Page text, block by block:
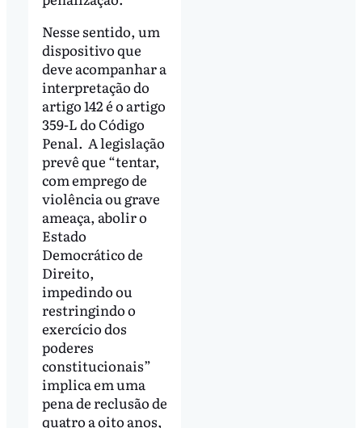
Nesse sentido, um
dispositivo que
deve acompanhar a
interpretação do
artigo 142 é o artigo
359-L do Código
Penal. A legislação
prevê que “tentar,
com emprego de
violência ou grave
ameaça, abolir o
Estado
Democrático de
Direito,
impedindo ou
restringindo o
exercício dos
poderes
constitucionais”
implica em uma
pena de reclusão de
quatro a oito anos,